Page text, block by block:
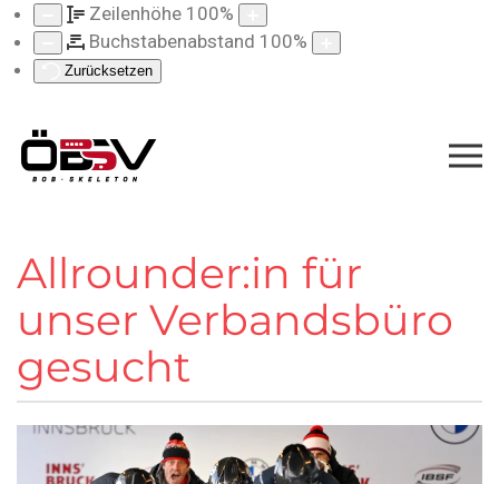
Zeilenhöhe 100%
Buchstabenabstand 100%
Zurücksetzen
Allrounder:in für
unser Verbandsbüro
gesucht